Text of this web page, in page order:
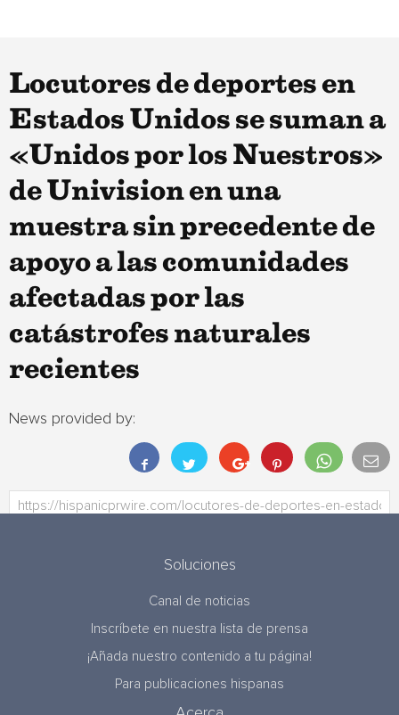
Locutores de deportes en
Estados Unidos se suman a
«Unidos por los Nuestros»
de Univision en una
muestra sin precedente de
apoyo a las comunidades
afectadas por las
catástrofes naturales
recientes
News provided by:
Soluciones
Canal de noticias
Inscríbete en nuestra lista de prensa
¡Añada nuestro contenido a tu página!
Para publicaciones hispanas